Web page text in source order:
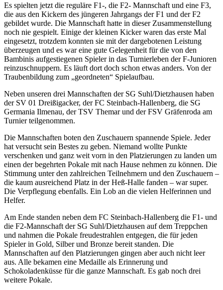
Es spielten jetzt die reguläre F1-, die F2- Mannschaft und eine F3,
die aus den Kickern des jüngeren Jahrgangs der F1 und der F2
gebildet wurde. Die Mannschaft hatte in dieser Zusammenstellung
noch nie gespielt. Einige der kleinen Kicker waren das erste Mal
eingesetzt, trotzdem konnten sie mit der dargebotenen Leistung
überzeugen und es war eine gute Gelegenheit für die von den
Bambinis aufgestiegenen Spieler in das Turnierleben der F-Junioren
reinzuschnuppern. Es läuft dort doch schon etwas anders. Von der
Traubenbildung zum „geordneten“ Spielaufbau.
Neben unseren drei Mannschaften der SG Suhl/Dietzhausen haben
der SV 01 Dreißigacker, der FC Steinbach-Hallenberg, die SG
Germania Ilmenau, der TSV Themar und der FSV Gräfenroda am
Turnier teilgenommen.
Die Mannschaften boten den Zuschauern spannende Spiele. Jeder
hat versucht sein Bestes zu geben. Niemand wollte Punkte
verschenken und ganz weit vorn in den Platzierungen zu landen um
einen der begehrten Pokale mit nach Hause nehmen zu können. Die
Stimmung unter den zahlreichen Teilnehmern und den Zuschauern –
die kaum ausreichend Platz in der Heß-Halle fanden – war super.
Die Verpflegung ebenfalls. Ein Lob an die vielen Helferinnen und
Helfer.
Am Ende standen neben dem FC Steinbach-Hallenberg die F1- und
die F2-Mannschaft der SG Suhl/Dietzhausen auf dem Treppchen
und nahmen die Pokale freudestrahlen entgegen, die für jeden
Spieler in Gold, Silber und Bronze bereit standen. Die
Mannschaften auf den Platzierungen gingen aber auch nicht leer
aus. Alle bekamen eine Medaille als Erinnerung und
Schokoladenküsse für die ganze Mannschaft. Es gab noch drei
weitere Pokale.